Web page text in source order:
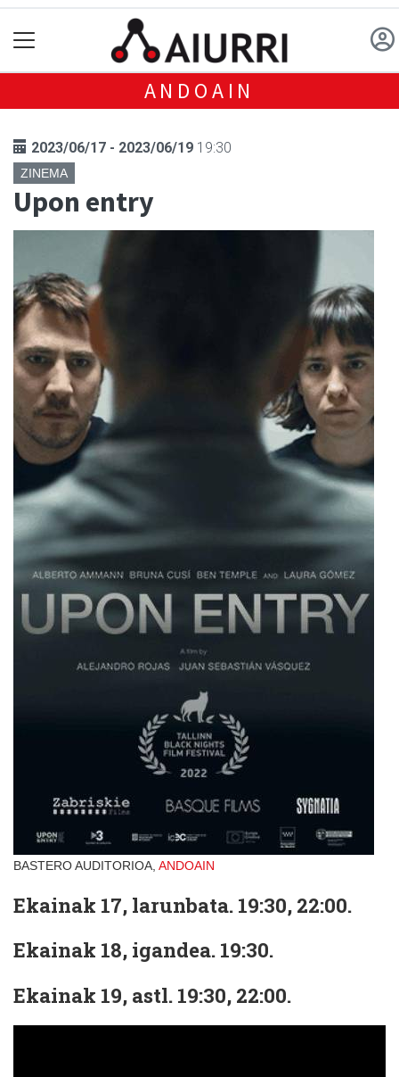
ANDOAIN
2023/06/17 - 2023/06/19 19:30
ZINEMA
Upon entry
BASTERO AUDITORIOA, ANDOAIN
Ekainak 17, larunbata. 19:30, 22:00.
Ekainak 18, igandea. 19:30.
Ekainak 19, astl. 19:30, 22:00.